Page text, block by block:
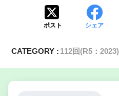
ポスト シェア
CATEGORY : 112回(R5：2023)